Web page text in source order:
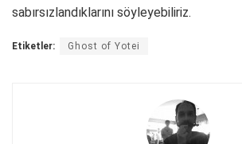
sabırsızlandıklarını söyleyebiliriz.
Etiketler: Ghost of Yotei